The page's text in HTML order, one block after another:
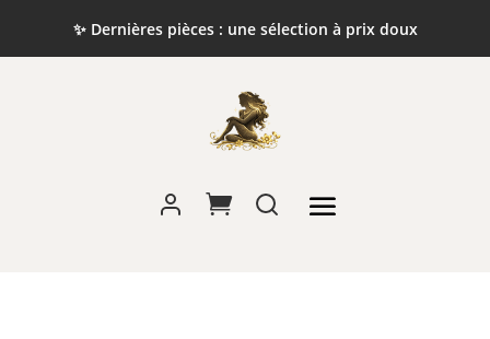
✨ Dernières pièces : une sélection à prix doux